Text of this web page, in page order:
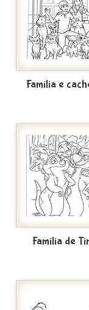
Família e
Família de